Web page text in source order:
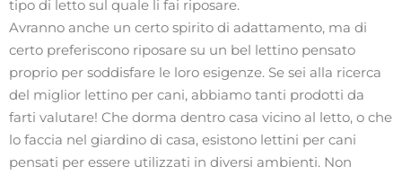
tipo di letto sul quale li fai riposare.
Avranno anche un certo spirito di adattamento, ma di
certo preferiscono riposare su un bel lettino pensato
proprio per soddisfare le loro esigenze. Se sei alla ricerca
del miglior lettino per cani, abbiamo tanti prodotti da
farti valutare! Che dorma dentro casa vicino al letto, o che
lo faccia nel giardino di casa, esistono lettini per cani
pensati per essere utilizzati in diversi ambienti. Non